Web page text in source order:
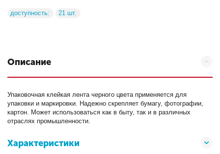
доступность: 21 шт.
Описание
Упаковочная клейкая лента черного цвета применяется для
упаковки и маркировки. Надежно скрепляет бумагу, фотографии,
картон. Может использоваться как в быту, так и в различных
отраслях промышленности.
Характеристики